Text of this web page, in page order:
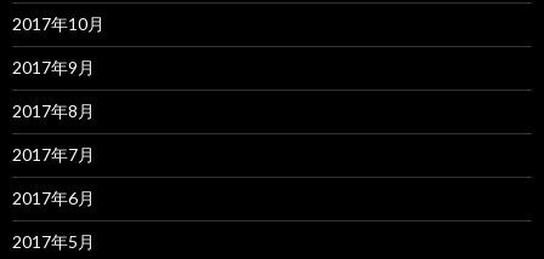
2017年10月
2017年9月
2017年8月
2017年7月
2017年6月
2017年5月